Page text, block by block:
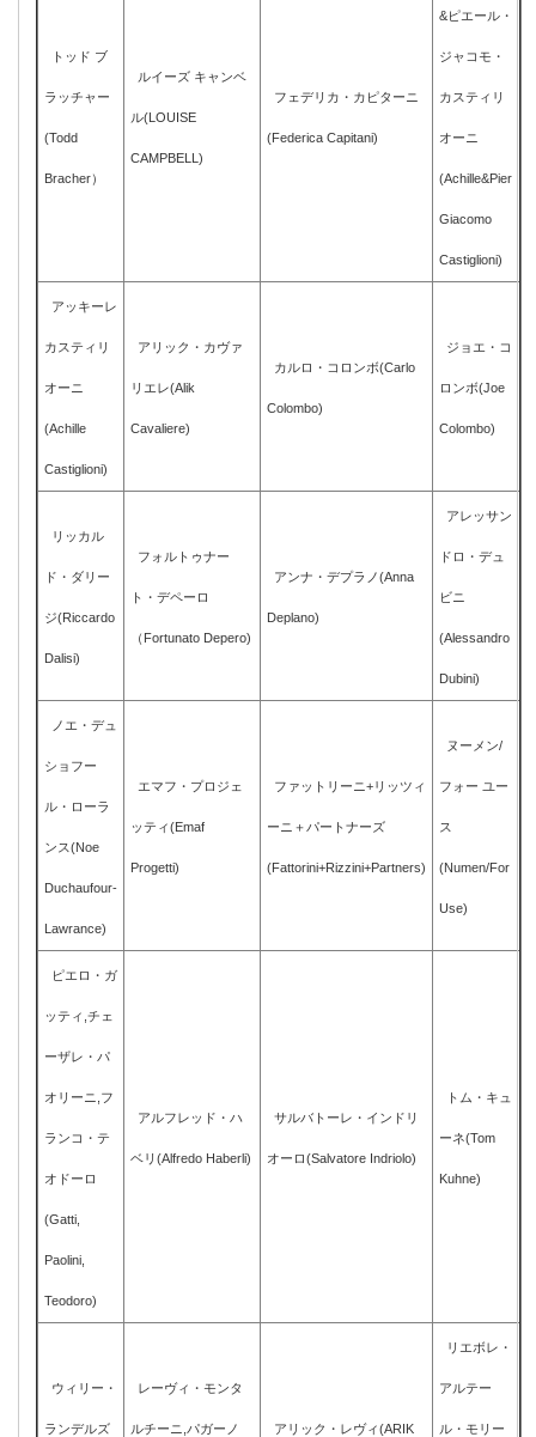
トッド ブ
ラッチャー
(Todd
Bracher）
ルイーズ キャンベ
ル(LOUISE
CAMPBELL)
フェデリカ・カピターニ
(Federica Capitani)
&ピエール・
ジャコモ・
カスティリ
オーニ
(Achille&Pier
Giacomo
Castiglioni)
アッキーレ
カスティリ
オーニ
(Achille
Castiglioni)
アリック・カヴァ
リエレ(Alik
Cavaliere)
カルロ・コロンボ(Carlo
Colombo)
ジョエ・コ
ロンボ(Joe
Colombo)
リッカル
ド・ダリー
ジ(Riccardo
Dalisi)
フォルトゥナー
ト・デペーロ
（Fortunato Depero)
アンナ・デプラノ(Anna
Deplano)
アレッサン
ドロ・デュ
ビニ
(Alessandro
Dubini)
ノエ・デュ
ショフー
ル・ローラ
ンス(Noe
Duchaufour-
Lawrance)
エマフ・プロジェ
ッティ(Emaf
Progetti)
ファットリーニ+リッツィ
ーニ＋パートナーズ
(Fattorini+Rizzini+Partners)
ヌーメン/
フォー ユー
ス
(Numen/For
Use)
ピエロ・ガ
ッティ,チェ
ーザレ・パ
オリーニ,フ
ランコ・テ
オドーロ
(Gatti,
Paolini,
Teodoro)
アルフレッド・ハ
ベリ(Alfredo Haberli)
サルバトーレ・インドリ
オーロ(Salvatore Indriolo)
トム・キュ
ーネ(Tom
Kuhne)
ウィリー・
ランデルズ
レーヴィ・モンタ
ルチーニ,パガーノ アリック・レヴィ(ARIK
リエボレ・
アルテー
ル・モリー